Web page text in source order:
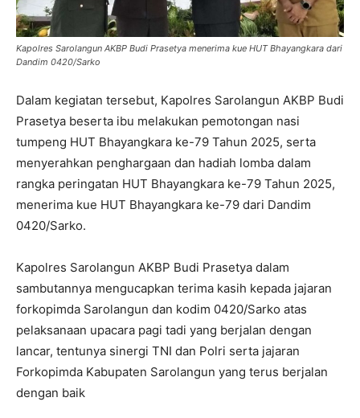
Kapolres Sarolangun AKBP Budi Prasetya menerima kue HUT Bhayangkara dari
Dandim 0420/Sarko
Dalam kegiatan tersebut, Kapolres Sarolangun AKBP Budi
Prasetya beserta ibu melakukan pemotongan nasi
tumpeng HUT Bhayangkara ke-79 Tahun 2025, serta
menyerahkan penghargaan dan hadiah lomba dalam
rangka peringatan HUT Bhayangkara ke-79 Tahun 2025,
menerima kue HUT Bhayangkara ke-79 dari Dandim
0420/Sarko.
Kapolres Sarolangun AKBP Budi Prasetya dalam
sambutannya mengucapkan terima kasih kepada jajaran
forkopimda Sarolangun dan kodim 0420/Sarko atas
pelaksanaan upacara pagi tadi yang berjalan dengan
lancar, tentunya sinergi TNI dan Polri serta jajaran
Forkopimda Kabupaten Sarolangun yang terus berjalan
dengan baik